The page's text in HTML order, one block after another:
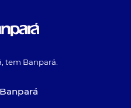
tem Banpará.